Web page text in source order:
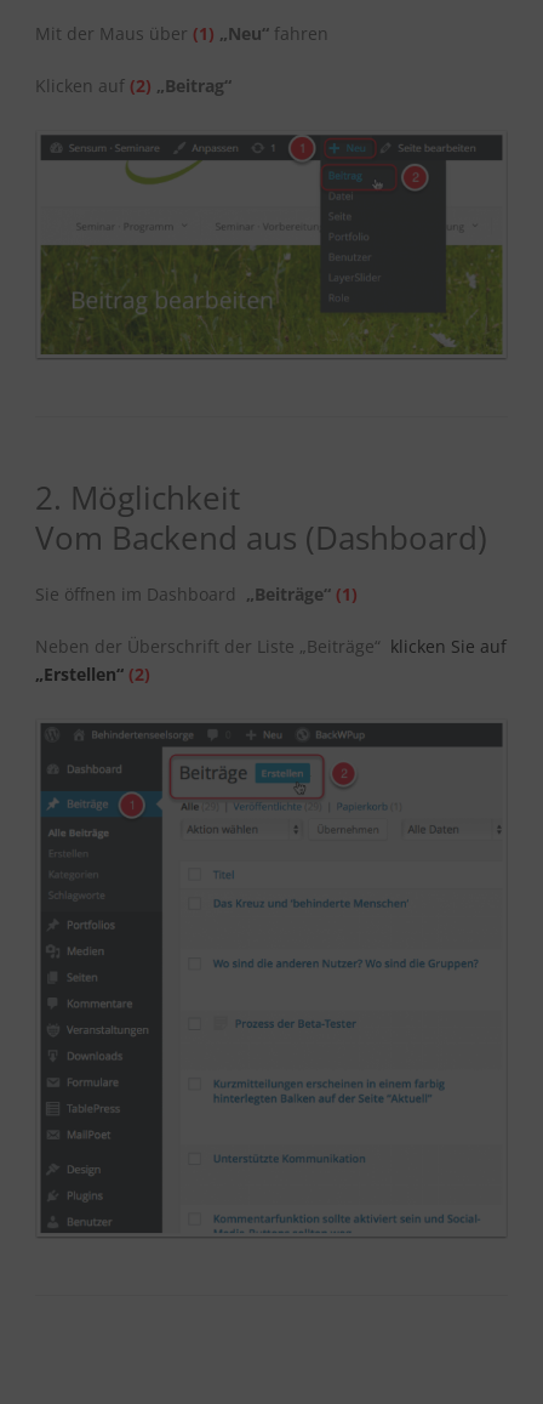
Mit der Maus über (1) „Neu“ fahren
Klicken auf (2) „Beitrag“
2. Möglichkeit
Vom Backend aus (Dashboard)
Sie öffnen im Dashboard „Beiträge“ (1)
Neben der Überschrift der Liste „Beiträge“ klicken Sie auf
„Erstellen“ (2)